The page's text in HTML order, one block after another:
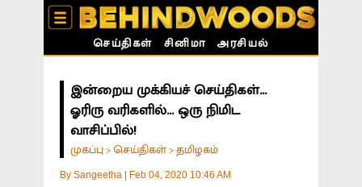
செய்திகள் சினிமா அரசியல்
இன்றைய முக்கியச் செய்திகள்...
ஓரிரு வரிகளில்... ஒரு நிமிட
வாசிப்பில்!
முகப்பு >செய்திகள் >தமிழகம்
By Sangeetha Feb 04, 2020 10:46 AM